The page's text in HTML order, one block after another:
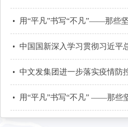
用“平凡”书写“不凡”——那些坚
中国国新深入学习贯彻习近平
中文发集团进一步落实疫情防
用“平凡”书写“不凡” ——那些